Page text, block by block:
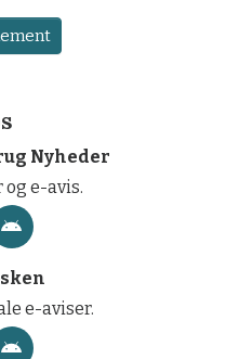
Nyheder
og e-avis.
e-aviser.